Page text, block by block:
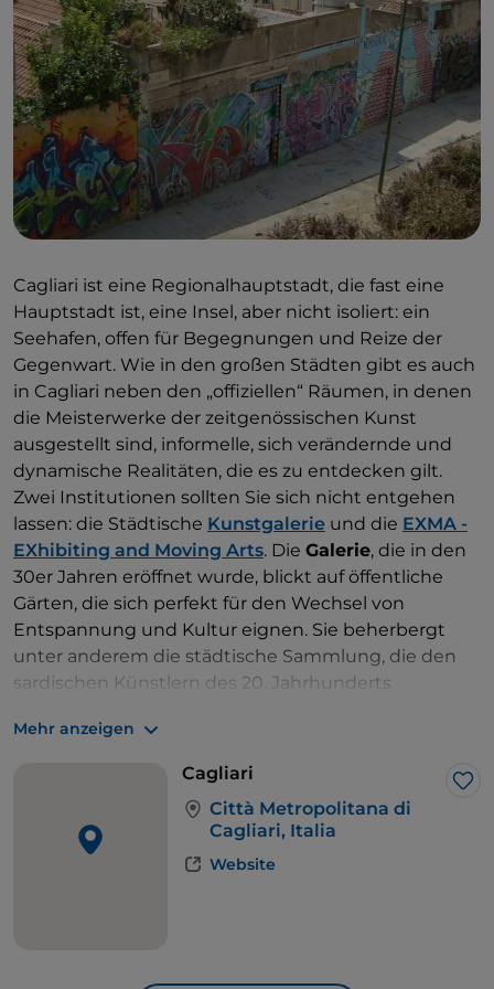
Cagliari ist eine Regionalhauptstadt, die fast eine
Hauptstadt ist, eine Insel, aber nicht isoliert: ein
Seehafen, offen für Begegnungen und Reize der
Gegenwart. Wie in den großen Städten gibt es auch
in Cagliari neben den „offiziellen“ Räumen, in denen
die Meisterwerke der zeitgenössischen Kunst
ausgestellt sind, informelle, sich verändernde und
dynamische Realitäten, die es zu entdecken gilt.
Zwei Institutionen sollten Sie sich nicht entgehen
lassen: die Städtische Kunstgalerie und die EXMA -
EXhibiting and Moving Arts. Die Galerie, die in den
30er Jahren eröffnet wurde, blickt auf öffentliche
Gärten, die sich perfekt für den Wechsel von
Entspannung und Kultur eignen. Sie beherbergt
unter anderem die städtische Sammlung, die den
sardischen Künstlern des 20. Jahrhunderts
Reisebegleiter auf der gesamten Route haben
Francesco Ciusa
Das EXMA
hingegen wurde 1993
als Raum für zeitgenössische Kunst eröffnet und
beherbergt Ausstellungen, Konzerte und Shows. Es
wurde durch die Umgestaltung der Räumlichkeiten
Mehr anzeigen
Cagliari
Città Metropolitana di
Cagliari, Italia
Website